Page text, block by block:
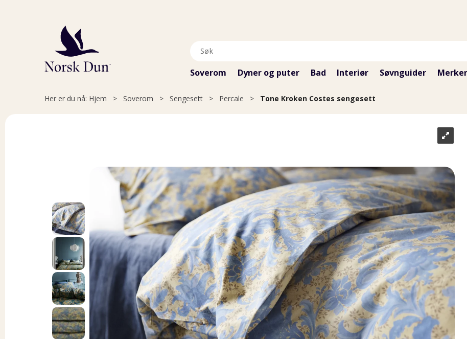
Soverom Dyner og puter Bad Interiør Søvnguider Merker
Her er du nå: Hjem > Soverom > Sengesett > Percale > Tone Kroken Costes sengesett